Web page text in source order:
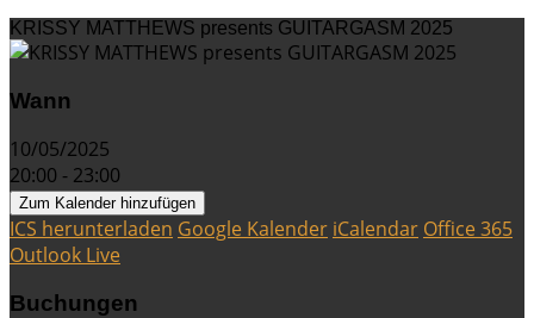
KRISSY MATTHEWS presents GUITARGASM 2025
Wann
10/05/2025
20:00 - 23:00
Zum Kalender hinzufügen
ICS herunterladen Google Kalender iCalendar Office 365
Outlook Live
Buchungen